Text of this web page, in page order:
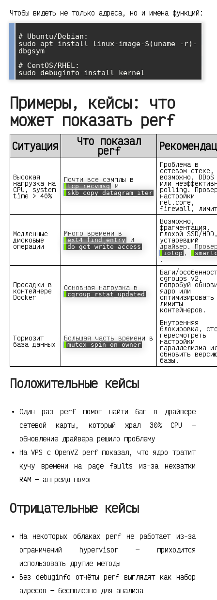
Чтобы видеть не только адреса, но и имена функций:
# Ubuntu/Debian:
sudo apt install linux-image-$(uname -r)-
dbgsym
# CentOS/RHEL:
Примеры, кейсы: что
может показать perf
Ситуация Что показал
perf
Высокая
нагрузка на
CPU, system
time > 40%
Почти все сэмплы в
tcp_recvmsg и
skb_copy_datagram_iter
Проблема в
сетевом стеке,
возможно, DDoS
или
polling.
настройки
net.core,
firewall,
Медленные
дисковые
операции
Много времени в
ext4_find_entry и
do_get_write_access
Возможно,
фрагментация,
плохой SSD/
устаревший
драйвер.
iotop ,
.
Просадки в
контейнере
Docker
Основная нагрузка в
cgroup_rstat_updated
Баги/
cgroups v2,
попробуй
ядро или
оптимизировать
лимиты
контейнеров.
Тормозит
база данных
Большая часть времени в
mutex_spin_on_owner
Внутренняя
блокировка,
пересмотреть
настройки
параллелизма
обновить
базы.
Положительные кейсы
Один раз perf помог найти баг в драйвере
сетевой карты, который жрал 30% CPU —
обновление драйвера решило проблему
На VPS с OpenVZ perf показал, что ядро тратит
кучу времени на page faults из-за нехватки
RAM — апгрейд помог
Отрицательные кейсы
На некоторых облаках perf не работает из-за
ограничений hypervisor — приходится
использовать другие методы
Без debuginfo отчёты perf выглядят как набор
адресов — бесполезно для анализа